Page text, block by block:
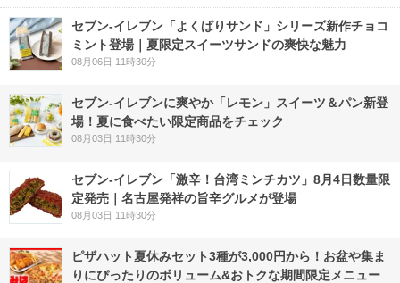
セブン‐イレブン「よくばりサンド」シリーズ新作チョコ
ミント登場｜夏限定スイーツサンドの爽快な魅力
08月06日 11時30分
セブン‐イレブンに爽やか「レモン」スイーツ＆パン新登
場！夏に食べたい限定商品をチェック
08月03日 11時30分
セブン-イレブン「激辛！台湾ミンチカツ」8月4日数量限
定発売｜名古屋発祥の旨辛グルメが登場
08月03日 11時30分
ピザハット夏休みセット3種が3,000円から！お盆や集ま
りにぴったりのボリューム&おトクな期間限定メニュー